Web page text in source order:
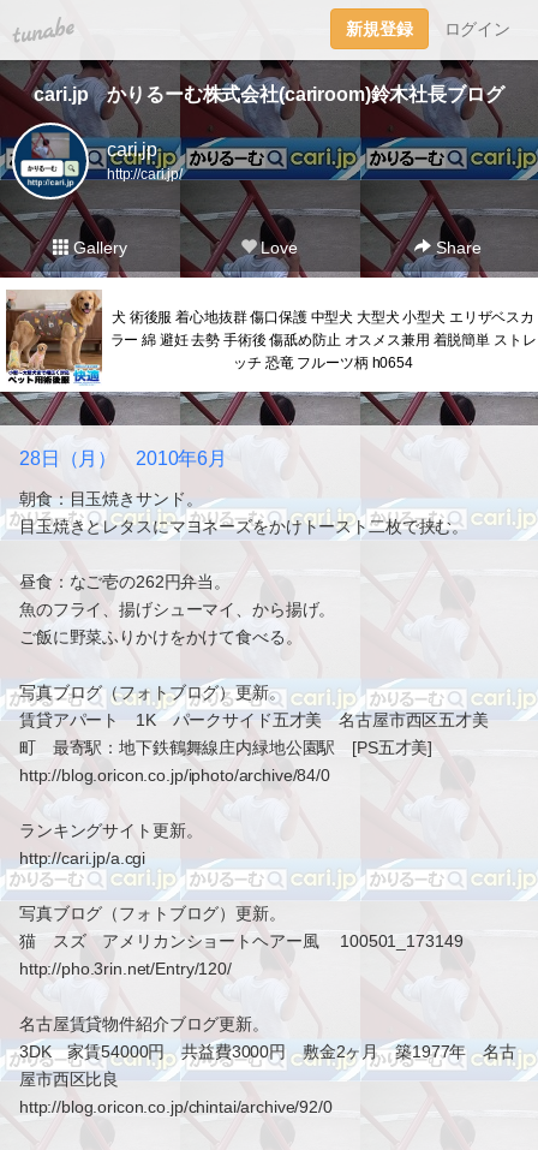
tuna.be 新規登録 ログイン
cari.jp かりるーむ株式会社(cariroom)鈴木社長ブログ
cari.jp
http://cari.jp/
Gallery Love Share
犬 術後服 着心地抜群 傷口保護 中型犬 大型犬 小型犬 エリザベスカ
ラー 綿 避妊 去勢 手術後 傷舐め防止 オスメス兼用 着脱簡単 ストレ
ッチ 恐竜 フルーツ柄 h0654
28日（月） 2010年6月
朝食：目玉焼きサンド。
目玉焼きとレタスにマヨネーズをかけトースト二枚で挟む。
昼食：なご壱の262円弁当。
魚のフライ、揚げシューマイ、から揚げ。
ご飯に野菜ふりかけをかけて食べる。
写真ブログ（フォトブログ）更新。
賃貸アパート 1K パークサイド五才美 名古屋市西区五才美
町 最寄駅：地下鉄鶴舞線庄内緑地公園駅 [PS五才美]
http://blog.oricon.co.jp/iphoto/archive/84/0
ランキングサイト更新。
http://cari.jp/a.cgi
写真ブログ（フォトブログ）更新。
猫 スズ アメリカンショートヘアー風 100501_173149
http://pho.3rin.net/Entry/120/
名古屋賃貸物件紹介ブログ更新。
3DK 家賃54000円 共益費3000円 敷金2ヶ月 築1977年 名古
屋市西区比良
http://blog.oricon.co.jp/chintai/archive/92/0